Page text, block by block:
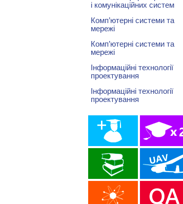
і комунікаційних систем
Комп’ютерні системи та
мережі
Комп’ютерні системи та
мережі
Інформаційні технології
проектування
Інформаційні технології
проектування